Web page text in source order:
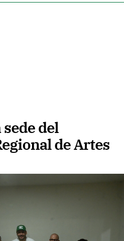
del
de Artes